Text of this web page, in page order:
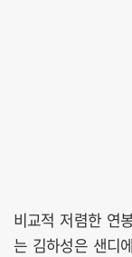
비교적 저렴한 연
는 김하성은 샌디